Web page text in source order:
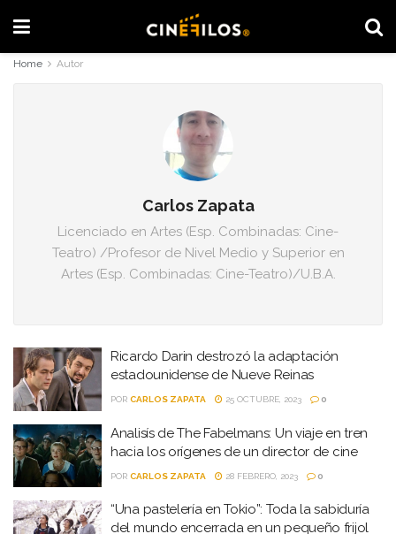
Home Autor
Carlos Zapata
Licenciado en Artes (Esp. Combinadas: Cine-
Teatro) /Profesor de Nivel Medio y Superior en
Artes (Esp. Combinadas: Cine-Teatro)/U.B.A.
Ricardo Darin destrozó la adaptación
estadounidense de Nueve Reinas
POR CARLOS ZAPATA 25 OCTUBRE, 2023 0
Analisís de The Fabelmans: Un viaje en tren
hacia los orígenes de un director de cine
POR CARLOS ZAPATA 28 FEBRERO, 2023 0
“Una pastelería en Tokio”: Toda la sabiduría
del mundo encerrada en un pequeño frijol